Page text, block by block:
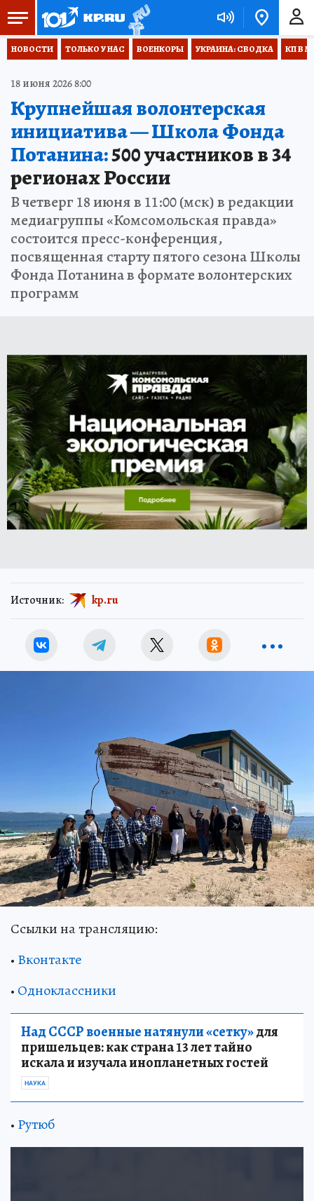
НОВОСТИ ТОЛЬКО У НАС ВОЕНКОРЫ УКРАИНА: СВОДКА КП В
18 июня 2026 8:00
Крупнейшая волонтерская
инициатива — Школа Фонда
Потанина:500 участников в 34
регионах России
В четверг 18 июня в 11:00 (мск) в редакции
медиагруппы «Комсомольская правда»
состоится пресс-конференция,
посвященная старту пятого сезона Школы
Фонда Потанина в формате волонтерских
программ
Источник: kp.ru
Ссылки на трансляцию:
• Вконтакте
• Одноклассники
Над СССР военные натянули «сетку»для
пришельцев: как страна 13 лет тайно
искала и изучала инопланетных гостей
НАУКА
• Рутюб